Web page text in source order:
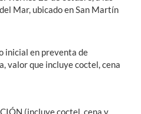
Mar, ubicado en San Martín
inicial en preventa de
valor que incluye coctel, cena
(incluye coctel, cena y